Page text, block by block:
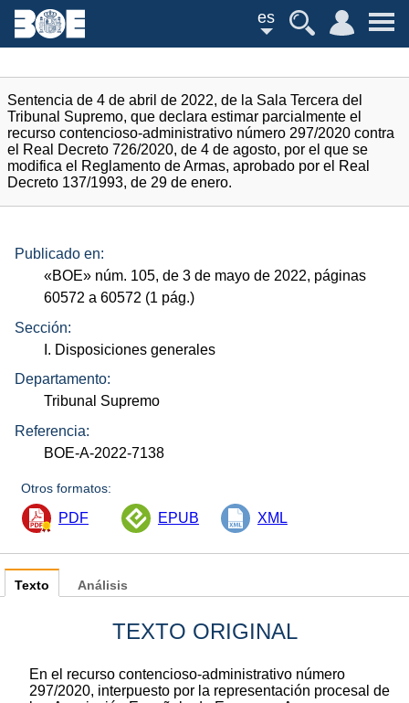
es
Sentencia de 4 de abril de 2022, de la Sala Tercera del
Tribunal Supremo, que declara estimar parcialmente el
recurso contencioso-administrativo número 297/2020 contra
el Real Decreto 726/2020, de 4 de agosto, por el que se
modifica el Reglamento de Armas, aprobado por el Real
Decreto 137/1993, de 29 de enero.
Publicado en:
«BOE» núm. 105, de 3 de mayo de 2022, páginas
60572 a 60572 (1 pág.)
Sección:
I. Disposiciones generales
Departamento:
Tribunal Supremo
Referencia:
BOE-A-2022-7138
Otros formatos:
PDF EPUB XML
Texto
TEXTO ORIGINAL
En el recurso contencioso-administrativo número
297/2020, interpuesto por la representación procesal de
Análisis